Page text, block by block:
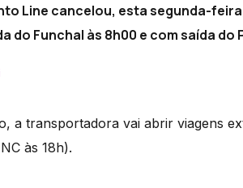
Line cancelou, esta segunda-
do Funchal às 8h00 e com saída
a transportadora vai abrir viagens
às 18h).